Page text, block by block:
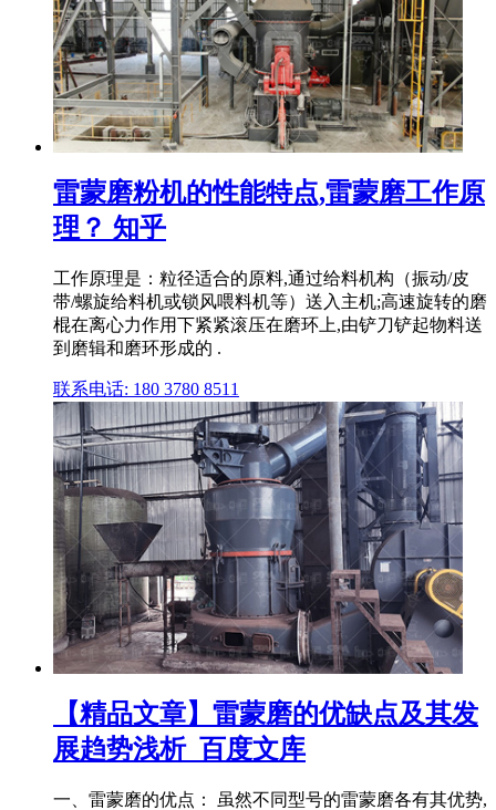
雷蒙磨粉机的性能特点,雷蒙磨工作原
理？ 知乎
工作原理是：粒径适合的原料,通过给料机构（振动/皮
带/螺旋给料机或锁风喂料机等）送入主机;高速旋转的磨
棍在离心力作用下紧紧滚压在磨环上,由铲刀铲起物料送
到磨辑和磨环形成的 .
联系电话: 180 3780 8511
【精品文章】雷蒙磨的优缺点及其发
展趋势浅析_百度文库
一、雷蒙磨的优点： 虽然不同型号的雷蒙磨各有其优势,